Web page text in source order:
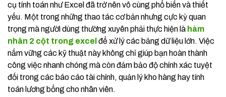
cụ tính toán như Excel đã trở nên vô cùng phổ biến và thiết
yếu. Một trong những thao tác cơ bản nhưng cực kỳ quan
trọng mà người dùng thường xuyên phải thực hiện là hàm
nhân 2 cột trong excel để xử lý các bảng dữ liệu lớn. Việc
nắm vững các kỹ thuật này không chỉ giúp bạn hoàn thành
công việc nhanh chóng mà còn đảm bảo độ chính xác tuyệt
đối trong các báo cáo tài chính, quản lý kho hàng hay tính
toán lương bổng cho nhân viên.